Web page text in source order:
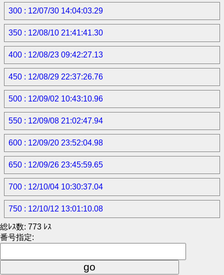
300 : 12/07/30 14:04:03.29
350 : 12/08/10 21:41:41.30
400 : 12/08/23 09:42:27.13
450 : 12/08/29 22:37:26.76
500 : 12/09/02 10:43:10.96
550 : 12/09/08 21:02:47.94
600 : 12/09/20 23:52:04.98
650 : 12/09/26 23:45:59.65
700 : 12/10/04 10:30:37.04
750 : 12/10/12 13:01:10.08
総ﾚｽ数: 773 ﾚｽ
番号指定: